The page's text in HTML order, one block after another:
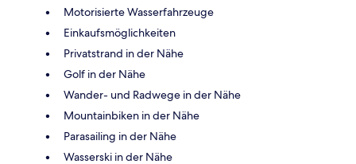
Motorisierte Wasserfahrzeuge
Einkaufsmöglichkeiten
Privatstrand in der Nähe
Golf in der Nähe
Wander- und Radwege in der Nähe
Mountainbiken in der Nähe
Parasailing in der Nähe
Wasserski in der Nähe